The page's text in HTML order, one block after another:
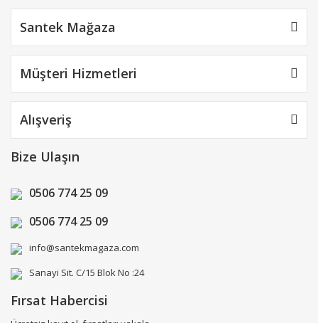
Santek Mağaza
Müşteri Hizmetleri
Alışveriş
Bize Ulaşın
0506 774 25 09
0506 774 25 09
info@santekmagaza.com
Sanayi Sit. C/15 Blok No :24
Fırsat Habercisi